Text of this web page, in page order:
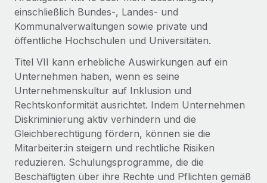
Globales Onboarding und Verwalten von
PEO
Auslagern von komplexen HR-Aufgaben
INFRASTRUKTUR
Remote Embedded
Nahtlose Integration der HR in bestehende Abläufe
Plattform
Integrierte HR-Kernfunktionen für dein Team
Agile HR- und Payroll-Lösungen für wachsende
Unternehmen
Mittelstand
Maßgeschneiderte HR-Lösungen, um Teams zu
vergrößern
Enterprise
Globale HR für Konzerne und Großunternehmen
Gesamtbeschäftigungskosten
Honorarzahlungen berechnen
Abwicklungsfristen für globale Freelancer:innen
LERNEN MIT REMOTE
Forschung und Leitfäden
Fallstudien
HR-Glossar
Nederlands
Deutsch
Español
Italiano
Português (Portugal)
Anmelden
einschließlich Bundes-, Landes- und
Kommunalverwaltungen sowie private und
öffentliche Hochschulen und Universitäten.
Titel VII kann erhebliche Auswirkungen auf ein
Unternehmen haben, wenn es seine
Unternehmenskultur auf Inklusion und
Rechtskonformität ausrichtet. Indem Unternehmen
Diskriminierung aktiv verhindern und die
Gleichberechtigung fördern, können sie die
Mitarbeiter:in steigern und rechtliche Risiken
reduzieren. Schulungsprogramme, die die
Beschäftigten über ihre Rechte und Pflichten gemäß